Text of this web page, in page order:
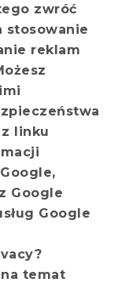
zwróć
stosowanie
reklam
linku
Google
Google
temat